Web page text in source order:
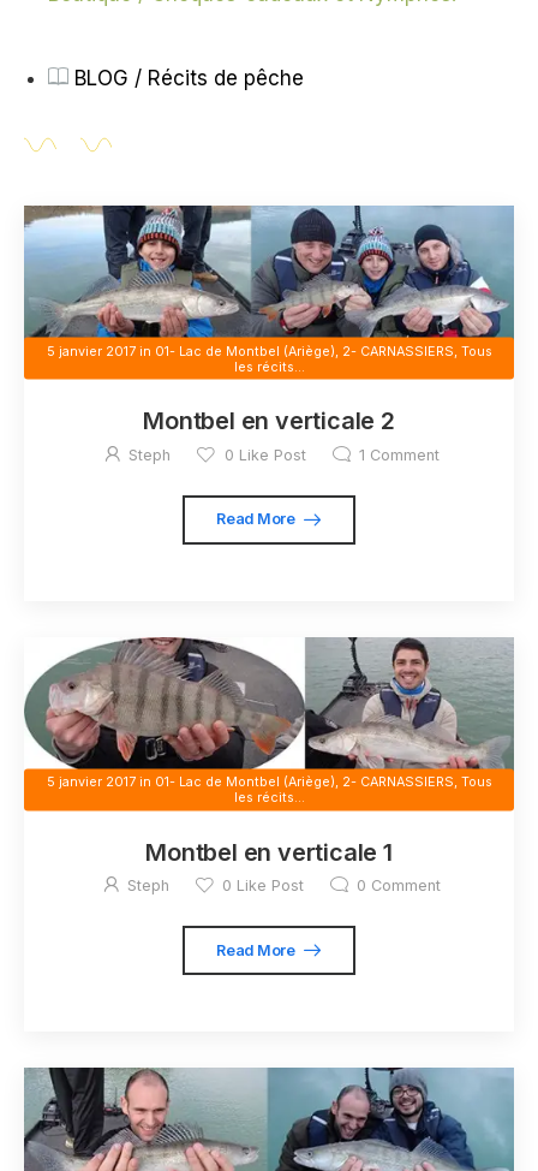
BLOG / Récits de pêche
5 janvier 2017in 01- Lac de Montbel (Ariège) 2- CARNASSIERS Tous
les récits...
Montbel en verticale 2
Steph 0 Like Post 1 Comment
Read More
5 janvier 2017in 01- Lac de Montbel (Ariège), 2- CARNASSIERS, Tous
les récits...
Montbel en verticale 1
Steph 0 Like Post 0 Comment
Read More